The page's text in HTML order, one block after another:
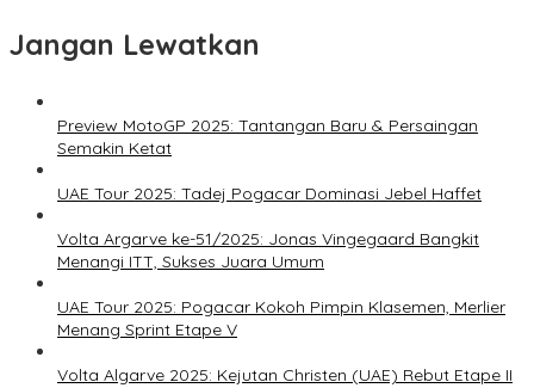
Jangan Lewatkan
Preview MotoGP 2025: Tantangan Baru & Persaingan
Semakin Ketat
UAE Tour 2025: Tadej Pogacar Dominasi Jebel Haffet
Volta Argarve ke-51/2025: Jonas Vingegaard Bangkit
Menangi ITT, Sukses Juara Umum
UAE Tour 2025: Pogacar Kokoh Pimpin Klasemen, Merlier
Menang Sprint Etape V
Volta Algarve 2025: Kejutan Christen (UAE) Rebut Etape II